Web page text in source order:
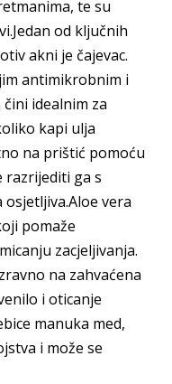
te su
od ključnih
akni je čajevac.
antimikrobnim i
idealnim za
kapi ulja
na prištić pomoću
razrijediti ga s
osjetljiva.Aloe vera
pomaže
zacjeljivanja.
na zahvaćena
i oticanje
manuka med,
i može se